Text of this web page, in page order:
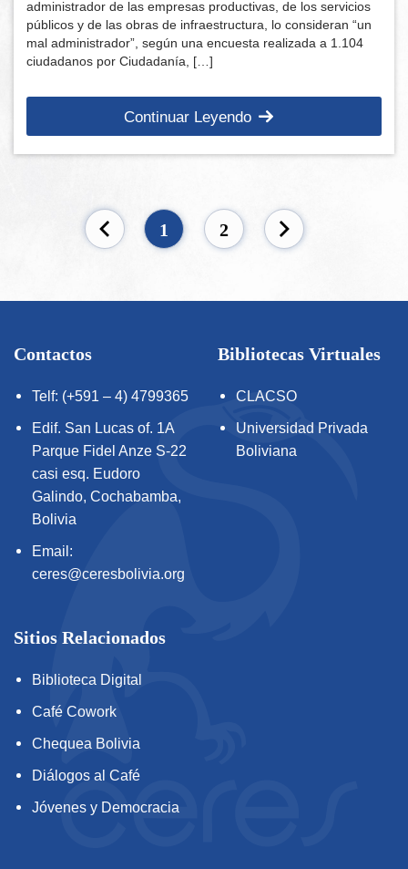
administrador de las empresas productivas, de los servicios
públicos y de las obras de infraestructura, lo consideran “un
mal administrador”, según una encuesta realizada a 1.104
ciudadanos por Ciudadanía, […]
Continuar Leyendo
1 2
Contactos
Telf: (+591 – 4) 4799365
Edif. San Lucas of. 1A
Parque Fidel Anze S-22
casi esq. Eudoro
Galindo, Cochabamba,
Bolivia
Email:
ceres@ceresbolivia.org
Bibliotecas Virtuales
CLACSO
Universidad Privada
Boliviana
Sitios Relacionados
Biblioteca Digital
Café Cowork
Chequea Bolivia
Diálogos al Café
Jóvenes y Democracia